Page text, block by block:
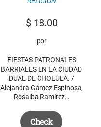
$18.00
por
FIESTAS PATRONALES
BARRIALES EN LA CIUDAD
DUAL DE CHOLULA. /
Alejandra Gámez Espinosa,
Rosalba Ramírez…
Check